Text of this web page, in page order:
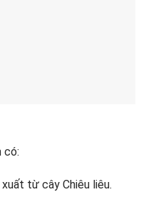
có:
từ cây Chiêu liêu.